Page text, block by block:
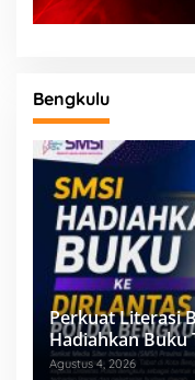
Bengkulu
Perkuat Literasi
Hadiahkan Buku
Agustus 4, 2026